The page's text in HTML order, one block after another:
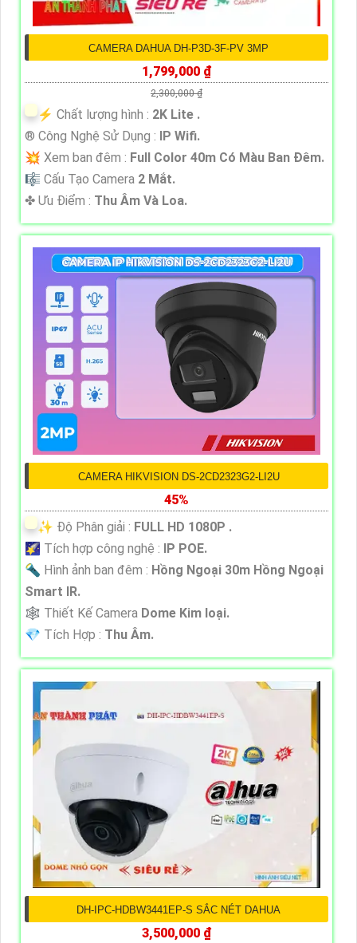
CAMERA DAHUA DH-P3D-3F-PV 3MP
1,799,000 ₫
2,300,000 ₫
️⚡ Chất lượng hình : 2K Lite .
®️ Công Nghệ Sử Dụng :
IP Wifi.
💥 Xem ban đêm : Full Color 40m Có Màu Ban Ðêm.
🎼️ Cấu Tạo Camera 2 Mắt.
️✤ Ưu Điểm : Thu Âm Và Loa.
CAMERA HIKVISION DS-2CD2323G2-LI2U
45%
✨ Độ Phân giải : FULL HD 1080P .
🌠 Tích hợp công nghệ :
IP POE.
🔦 Hình ảnh ban đêm : Hồng Ngoại 30m Hồng Ngoại
Smart IR.
🕸️ Thiết Kế Camera Dome Kim loại.
️💎 Tích Hợp : Thu Âm.
DH-IPC-HDBW3441EP-S SẮC NÉT DAHUA
3,500,000 ₫